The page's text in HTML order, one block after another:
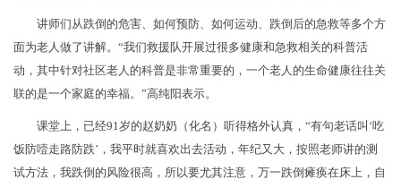
讲师们从跌倒的危害、如何预防、如何运动、跌倒后的急救等多个方
面为老人做了讲解。“我们救援队开展过很多健康和急救相关的科普活
动，其中针对社区老人的科普是非常重要的，一个老人的生命健康往往关
联的是一个家庭的幸福。”高纯阳表示。
课堂上，已经91岁的赵奶奶（化名）听得格外认真，“有句老话叫‘吃
饭防噎走路防跌’，我平时就喜欢出去活动，年纪又大，按照老师讲的测
试方法，我跌倒的风险很高，所以要尤其注意，万一跌倒瘫痪在床上，自